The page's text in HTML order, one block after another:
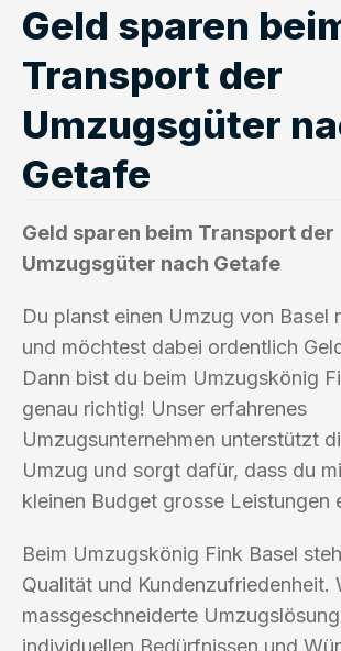
Geld sparen
Transport der
Umzugsgüter
Getafe
Geld sparen beim Transport der
Umzugsgüter nach Getafe
Du planst einen Umzug von Basel
und möchtest dabei ordentlich
Dann bist du beim Umzugskönig
genau richtig! Unser erfahrenes
Umzugsunternehmen unterstützt
Umzug und sorgt dafür, dass du
kleinen Budget grosse Leistungen
Beim Umzugskönig Fink Basel
Qualität und Kundenzufriedenheit.
massgeschneiderte
individuellen Bedürfnissen und